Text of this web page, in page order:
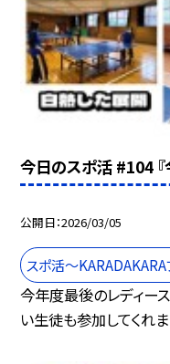
今日のスポ活 #104 『
公開日 2026/03/05
スポ活～
今年度最後のレディー
い生徒も参加してくれ